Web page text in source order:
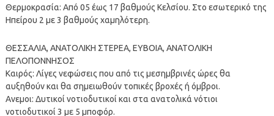
Θερμοκρασία: Από 05 έως 17 βαθμούς Κελσίου. Στο εσωτερικό της
Ηπείρου 2 με 3 βαθμούς χαμηλότερη.
ΘΕΣΣΑΛΙΑ, ΑΝΑΤΟΛΙΚΗ ΣΤΕΡΕΑ, ΕΥΒΟΙΑ, ΑΝΑΤΟΛΙΚΗ
ΠΕΛΟΠΟΝΝΗΣΟΣ
Καιρός: Λίγες νεφώσεις που από τις μεσημβρινές ώρες θα
αυξηθούν και θα σημειωθούν τοπικές βροχές ή όμβροι.
Ανεμοι: Δυτικοί νοτιοδυτικοί και στα ανατολικά νότιοι
νοτιοδυτικοί 3 με 5 μποφόρ.